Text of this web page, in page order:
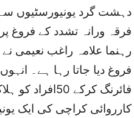
دہشت گرد یونیورسٹیوں
فرقہ ورانہ تشدد کے فروغ
رہنما علامہ راغب نعیمی
فروغ دیا جاتا رہا ہے۔
فائرنگ کرکے
کارروائی کراچی کی ایک